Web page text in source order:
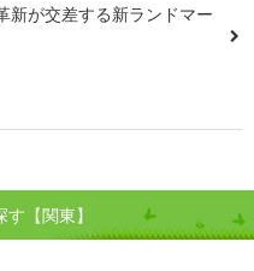
新が交差する新ランドマー
【関東】